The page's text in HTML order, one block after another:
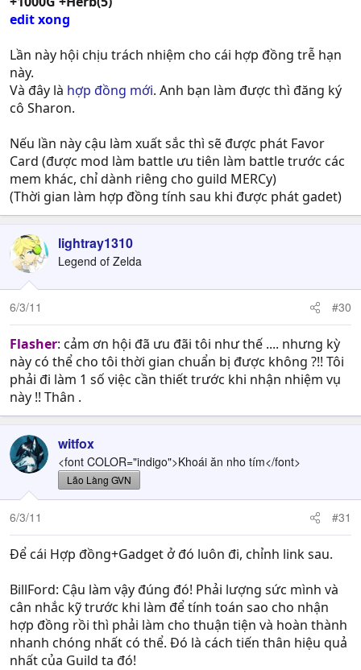
edit xong
Lần này hội chịu trách nhiệm cho cái hợp đồng trễ hạn
này.
Và đây là hợp đồng mới. Anh bạn làm được thì đăng ký
cô Sharon.
Nếu lần này cậu làm xuất sắc thì sẽ được phát Favor
Card (được mod làm battle ưu tiên làm battle trước các
mem khác, chỉ dành riêng cho guild MERCy)
(Thời gian làm hợp đồng tính sau khi được phát gadet)
lightray1310
Legend of Zelda
6/3/11 #30
Flasher: cảm ơn hội đã ưu đãi tôi như thế .... nhưng kỳ
này có thể cho tôi thời gian chuẩn bị được không ?!! Tôi
phải đi làm 1 số việc cần thiết trước khi nhận nhiệm vụ
này !! Thân .
witfox
<font COLOR="indigo">Khoái ăn nho tím</font>
Lão Làng GVN
6/3/11 #31
Để cái Hợp đồng+Gadget ở đó luôn đi, chỉnh link sau.
BillFord: Cậu làm vậy đúng đó! Phải lượng sức mình và
cân nhắc kỹ trước khi làm để tính toán sao cho nhận
hợp đồng rồi thì phải làm cho thuận tiện và hoàn thành
nhanh chóng nhất có thể. Đó là cách tiến thân hiệu quả
nhất của Guild ta đó!